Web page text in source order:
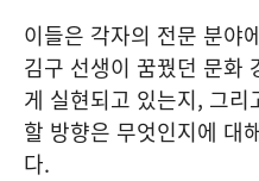
이들은 각자의 전문 분야
김구 선생이 꿈꿨던 문화
게 실현되고 있는지, 그
할 방향은 무엇인지에 대
다.